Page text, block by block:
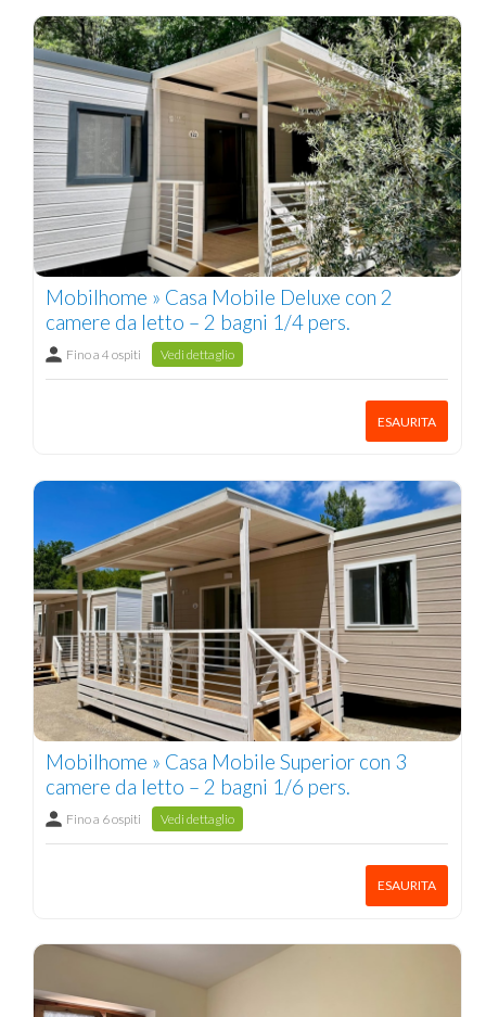
Mobilhome » Casa Mobile Deluxe con 2
camere da letto – 2 bagni 1/4 pers.
Fino a 4 ospiti Vedi dettaglio
ESAURITA
Mobilhome » Casa Mobile Superior con 3
camere da letto – 2 bagni 1/6 pers.
Fino a 6 ospiti Vedi dettaglio
ESAURITA